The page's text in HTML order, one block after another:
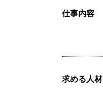
仕事内容
求める人材